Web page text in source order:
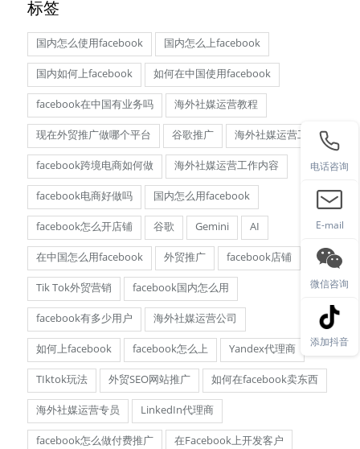
标签
国内怎么使用facebook 国内怎么上facebook
国内如何上facebook 如何在中国使用facebook
facebook在中国有业务吗 海外社媒运营教程
现在外贸推广做哪个平台 谷歌推广 海外社媒运营工资
facebook跨境电商如何做 海外社媒运营工作内容
facebook电商好做吗 国内怎么用facebook
facebook怎么开店铺 谷歌 Gemini AI
在中国怎么用facebook 外贸推广 facebook店铺
Tik Tok外贸营销 facebook国内怎么用
facebook有多少用户 海外社媒运营公司
如何上facebook facebook怎么上 Yandex代理商
TIktok玩法 外贸SEO网站推广 如何在facebook卖东西
海外社媒运营专员 LinkedIn代理商
facebook怎么做付费推广 在Facebook上开发客户
电话咨询
E-mail
微信咨询
添加抖音